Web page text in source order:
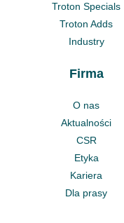
Troton Specials
Troton Adds
Industry
Firma
O nas
Aktualności
CSR
Etyka
Kariera
Dla prasy